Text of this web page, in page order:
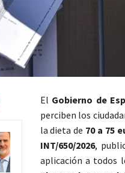
El Gobierno de
perciben los
la dieta de 70 a 75
INT/650/2026,
aplicación a todos